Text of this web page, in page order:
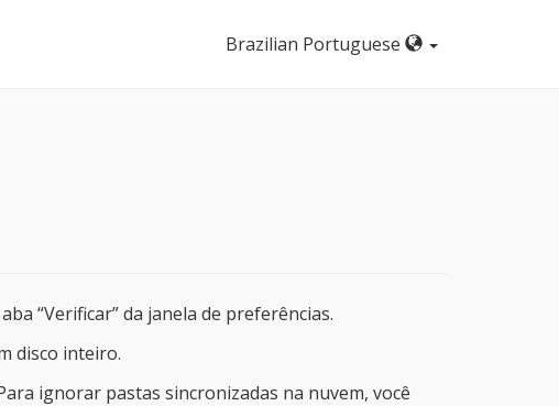
Brazilian Portuguese
“Verificar” da janela de preferências.
disco inteiro.
ignorar pastas sincronizadas na nuvem, você